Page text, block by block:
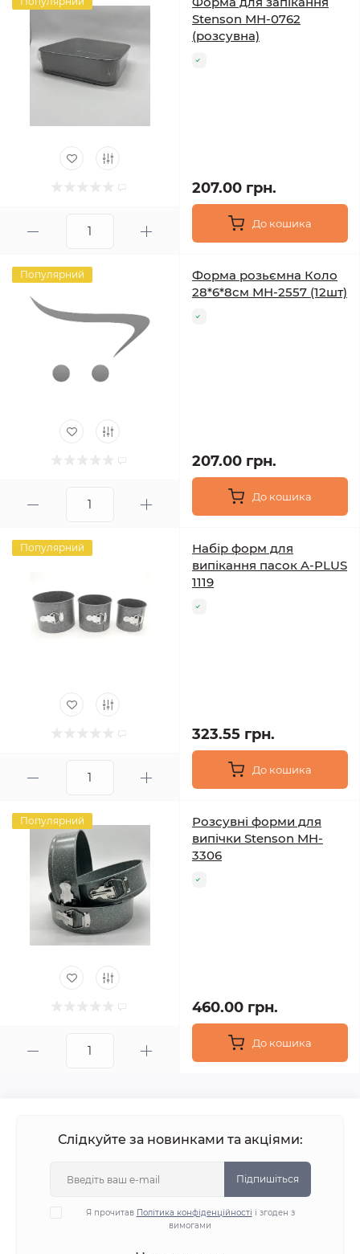
Stenson МН-0762
(розсувна)
207.00 грн.
До кошика
Популярний
Форма розьємна Коло
28*6*8см МН-2557 (12шт)
207.00 грн.
До кошика
Популярний
Набір форм для
випікання пасок A-PLUS
1119
323.55 грн.
До кошика
Популярний
Розсувні форми для
випічки Stenson MH-
3306
460.00 грн.
До кошика
Слідкуйте за новинками та акціями:
Підпишіться
Я прочитав Політика конфіденційності і згоден з
вимогами